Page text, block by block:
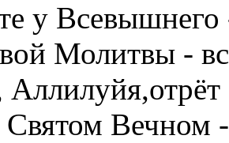
у
Молитвы -
Вечном